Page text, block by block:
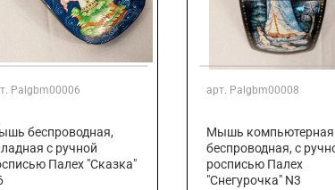
Palgbm00006
беспроводная,
с ручной
Палех "Сказка"
арт. Palgbm00008
Мышь компьютерная
беспроводная, с
росписью Палех
"Снегурочка" N3